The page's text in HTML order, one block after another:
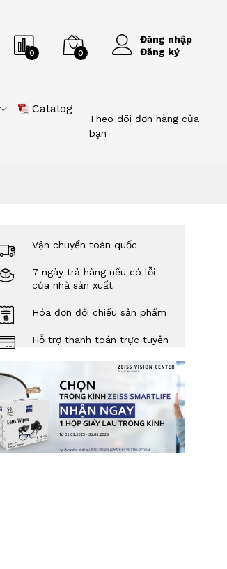
0 0
Đăng nhập
Đăng ký
Catalog
Theo dõi đơn hàng của
bạn
Vận chuyển toàn quốc
7 ngày trả hàng nếu có lỗi
của nhà sản xuất
Hóa đơn đối chiếu sản phẩm
Hỗ trợ thanh toán trực tuyến